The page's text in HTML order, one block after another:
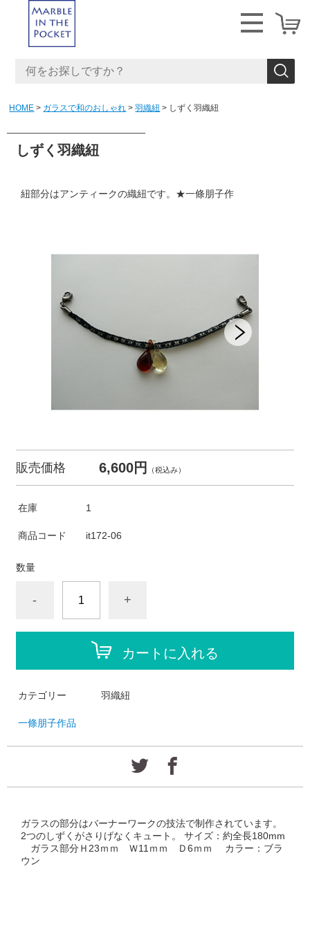
HOME ガラスで和のおしゃれ 羽織紐 しずく羽織紐
しずく羽織紐
紐部分はアンティークの織紐です。★一條朋子作
販売価格 6,600円 （税込み）
在庫 1
商品コード it172-06
数量
- +
カートに入れる
カテゴリー 羽織紐
一條朋子作品
ガラスの部分はバーナーワークの技法で制作されています。
2つのしずくがさりげなくキュート。 サイズ：約全長180mm
ガラス部分Ｈ23ｍｍ Ｗ11ｍｍ Ｄ6ｍｍ カラー：ブラ
ウン